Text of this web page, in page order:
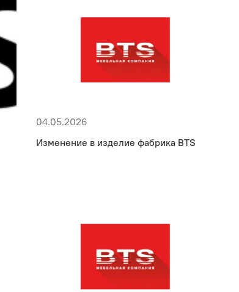
04.05.2026
Изменение в изделие фабрика BTS